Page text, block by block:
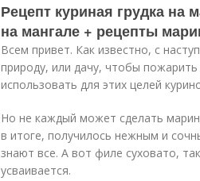
Рецепт куриная грудка
на мангале + рецепты
Всем привет. Как известно, с
природу, или дачу, чтобы
использовать для этих целей
Но не каждый может сделать
в итоге, получилось нежным и
знают все. А вот филе суховато,
усваивается.